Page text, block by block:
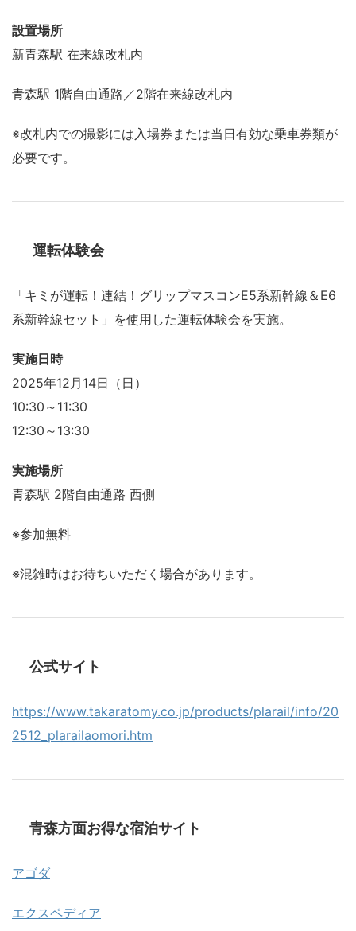
設置場所
新青森駅 在来線改札内
青森駅 1階自由通路／2階在来線改札内
※改札内での撮影には入場券または当日有効な乗車券類が
必要です。
運転体験会
「キミが運転！連結！グリップマスコンE5系新幹線＆E6
系新幹線セット」を使用した運転体験会を実施。
実施日時
2025年12月14日（日）
10:30～11:30
12:30～13:30
実施場所
青森駅 2階自由通路 西側
※参加無料
※混雑時はお待ちいただく場合があります。
公式サイト
https://www.takaratomy.co.jp/products/plarail/info/20
2512_plarailaomori.htm
青森方面お得な宿泊サイト
アゴダ
エクスペディア